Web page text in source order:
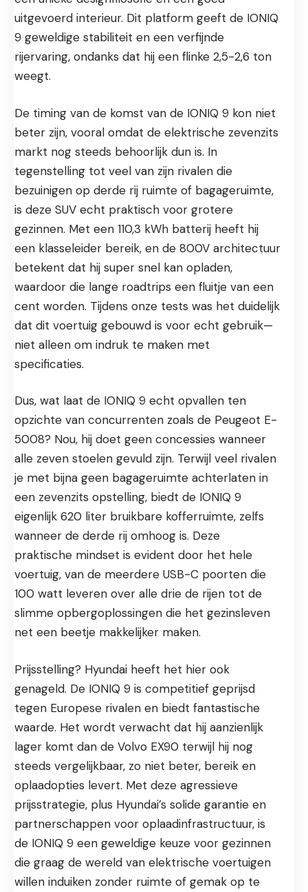
uitgevoerd interieur. Dit platform geeft de IONIQ
9 geweldige stabiliteit en een verfijnde
rijervaring, ondanks dat hij een flinke 2,5-2,6 ton
weegt.
De timing van de komst van de IONIQ 9 kon niet
beter zijn, vooral omdat de elektrische zevenzits
markt nog steeds behoorlijk dun is. In
tegenstelling tot veel van zijn rivalen die
bezuinigen op derde rij ruimte of bagageruimte,
is deze SUV echt praktisch voor grotere
gezinnen. Met een 110,3 kWh batterij heeft hij
een klasseleider bereik, en de 800V architectuur
betekent dat hij super snel kan opladen,
waardoor die lange roadtrips een fluitje van een
cent worden. Tijdens onze tests was het duidelijk
dat dit voertuig gebouwd is voor echt gebruik—
niet alleen om indruk te maken met
specificaties.
Dus, wat laat de IONIQ 9 echt opvallen ten
opzichte van concurrenten zoals de Peugeot E-
5008? Nou, hij doet geen concessies wanneer
alle zeven stoelen gevuld zijn. Terwijl veel rivalen
je met bijna geen bagageruimte achterlaten in
een zevenzits opstelling, biedt de IONIQ 9
eigenlijk 620 liter bruikbare kofferruimte, zelfs
wanneer de derde rij omhoog is. Deze
praktische mindset is evident door het hele
voertuig, van de meerdere USB-C poorten die
100 watt leveren over alle drie de rijen tot de
slimme opbergoplossingen die het gezinsleven
net een beetje makkelijker maken.
Prijsstelling? Hyundai heeft het hier ook
genageld. De IONIQ 9 is competitief geprijsd
tegen Europese rivalen en biedt fantastische
waarde. Het wordt verwacht dat hij aanzienlijk
lager komt dan de Volvo EX90 terwijl hij nog
steeds vergelijkbaar, zo niet beter, bereik en
oplaadopties levert. Met deze agressieve
prijsstrategie, plus Hyundai’s solide garantie en
partnerschappen voor oplaadinfrastructuur, is
de IONIQ 9 een geweldige keuze voor gezinnen
die graag de wereld van elektrische voertuigen
willen induiken zonder ruimte of gemak op te